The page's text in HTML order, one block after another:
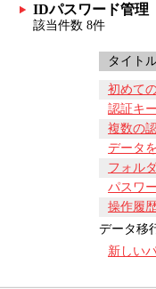
IDパスワード管理
該当件数 8件
タイト
初めて
認証キ
複数の
データ
フォル
パスワ
操作履
データ移
新しい